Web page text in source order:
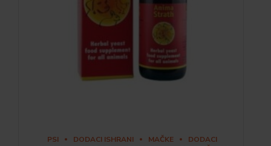
PSI DODACI ISHRANI MAČKE
DODACI